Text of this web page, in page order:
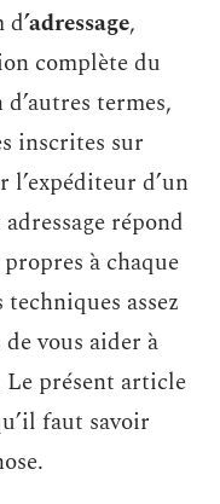
d’adressage,
complète du
termes,
inscrites sur
l’expéditeur d’un
répond
à chaque
assez
vous aider à
présent article
faut savoir